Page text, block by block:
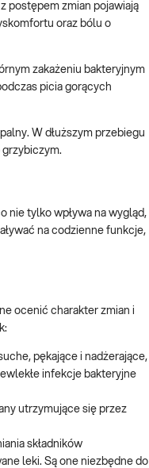
postępem zmian pojawiają
oraz bólu o
zakażeniu bakteryjnym
picia gorących
W dłuższym przebiegu
nie tylko wpływa na wygląd,
na codzienne funkcje,
ocenić charakter zmian i
pękające i nadżerające,
infekcje bakteryjne
utrzymujące się przez
składników
leki. Są one niezbędne do